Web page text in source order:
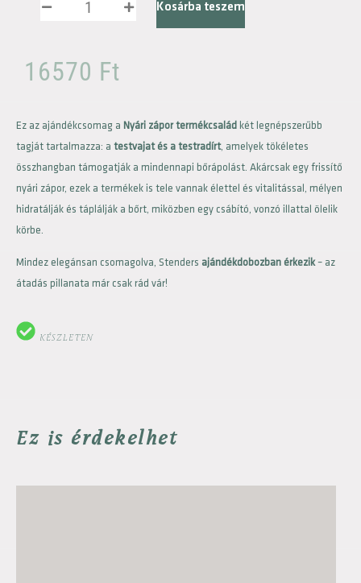
Kosárba teszem
16570 Ft
Ez az ajándékcsomag a Nyári zápor termékcsalád két legnépszerűbb
tagját tartalmazza: a testvajat és a testradírt, amelyek tökéletes
összhangban támogatják a mindennapi bőrápolást. Akárcsak egy frissítő
nyári zápor, ezek a termékek is tele vannak élettel és vitalitással, mélyen
hidratálják és táplálják a bőrt, miközben egy csábító, vonzó illattal ölelik
körbe.
Mindez elegánsan csomagolva, Stenders ajándékdobozban érkezik– az
átadás pillanata már csak rád vár!
KÉSZLETEN
Ez is érdekelhet